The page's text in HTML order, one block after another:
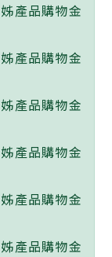
產品購物金
產品購物金
產品購物金
產品購物金
產品購物金
產品購物金